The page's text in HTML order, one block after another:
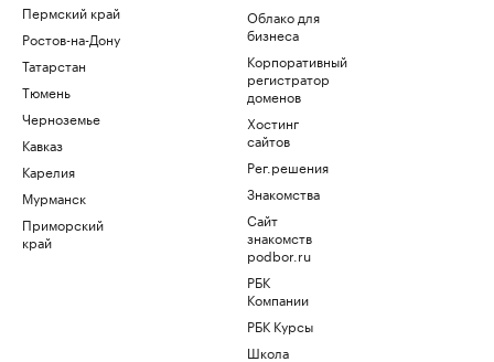
Пермский край
Ростов-на-Дону
Татарстан
Тюмень
Черноземье
Кавказ
Карелия
Мурманск
Приморский
край
Облако для
бизнеса
Корпоративный
регистратор
доменов
Хостинг
сайтов
Рег.решения
Знакомства
Сайт
знакомств
podbor.ru
РБК
Компании
РБК Курсы
Школа